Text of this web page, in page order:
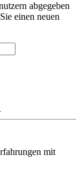
abgegeben
einen neuen
mit